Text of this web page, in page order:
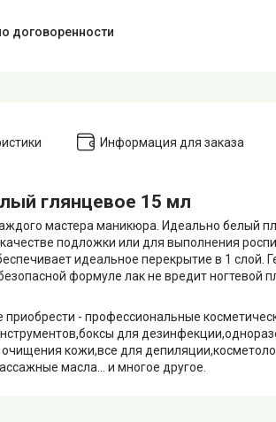
договоренности
Информация для заказа
глянцевое 15 мл
мастера маникюра. Идеально белый
подложки или для выполнения
идеальное перекрытие в 1 слой.
формуле лак не вредит ногтевой
- профессиональные
для
очищения кожи,все для
масла... и многое другое.